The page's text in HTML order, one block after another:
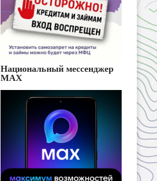
Национальный мессенджер
MAX